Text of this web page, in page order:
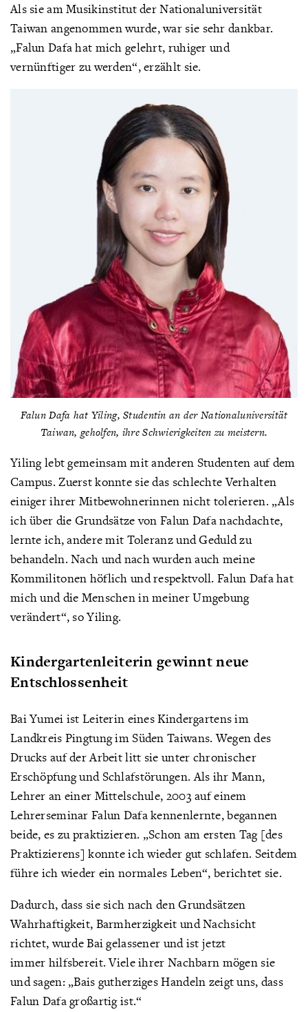
Als sie am Musikinstitut der Nationaluniversität
Taiwan angenommen wurde, war sie sehr dankbar.
„Falun Dafa hat mich gelehrt, ruhiger und
vernünftiger zu werden“, erzählt sie.
Falun Dafa hat Yiling, Studentin an der Nationaluniversität
Taiwan, geholfen, ihre Schwierigkeiten zu meistern.
Yiling lebt gemeinsam mit anderen Studenten auf dem
Campus. Zuerst konnte sie das schlechte Verhalten
einiger ihrer Mitbewohnerinnen nicht tolerieren. „Als
ich über die Grundsätze von Falun Dafa nachdachte,
lernte ich, andere mit Toleranz und Geduld zu
behandeln. Nach und nach wurden auch meine
Kommilitonen höflich und respektvoll. Falun Dafa hat
mich und die Menschen in meiner Umgebung
verändert“, so Yiling.
Kindergartenleiterin gewinnt neue
Entschlossenheit
Bai Yumei ist Leiterin eines Kindergartens im
Landkreis Pingtung im Süden Taiwans. Wegen des
Drucks auf der Arbeit litt sie unter chronischer
Erschöpfung und Schlafstörungen. Als ihr Mann,
Lehrer an einer Mittelschule, 2003 auf einem
Lehrerseminar Falun Dafa kennenlernte, begannen
beide, es zu praktizieren. „Schon am ersten Tag [des
Praktizierens] konnte ich wieder gut schlafen. Seitdem
führe ich wieder ein normales Leben“, berichtet sie.
Dadurch, dass sie sich nach den Grundsätzen
Wahrhaftigkeit, Barmherzigkeit und Nachsicht
richtet, wurde Bai gelassener und ist jetzt
immer hilfsbereit. Viele ihrer Nachbarn mögen sie
und sagen: „Bais gutherziges Handeln zeigt uns, dass
Falun Dafa großartig ist.“